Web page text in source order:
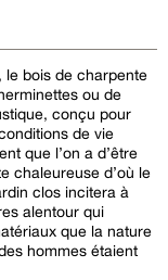
le bois de charpente
ou de
conçu pour
de vie
que l’on a d’être
chaleureuse d’où le
clos incitera à
alentour qui
que la nature
hommes étaient